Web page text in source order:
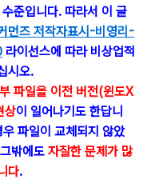
준입니다. 따라서 이 글
먼즈 저작자표시-비영리-
라이선스에 따라 비상업적
시오.
파일을 이전 버전(윈도X
상이 일어나기도 한답니
파일이 교체되지 않았
밖에도 자잘한 문제가 많
다.